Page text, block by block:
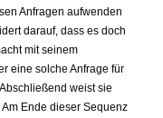
Anfragen aufwenden
darauf, dass es doch
mit seinem
eine solche Anfrage für
weist sie
Ende dieser Sequenz